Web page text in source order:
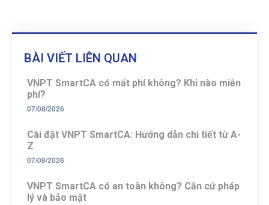
BÀI VIẾT LIÊN QUAN
VNPT SmartCA có mất phí không? Khi nào miễn
phí?
07/08/2026
Cài đặt VNPT SmartCA: Hướng dẫn chi tiết từ A-
Z
07/08/2026
VNPT SmartCA có an toàn không? Căn cứ pháp
lý và bảo mật